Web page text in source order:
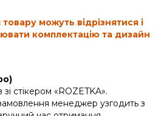
можуть відрізнятися і
комплектацію та дизайн
стікером «ROZETKA».
менеджер узгодить з